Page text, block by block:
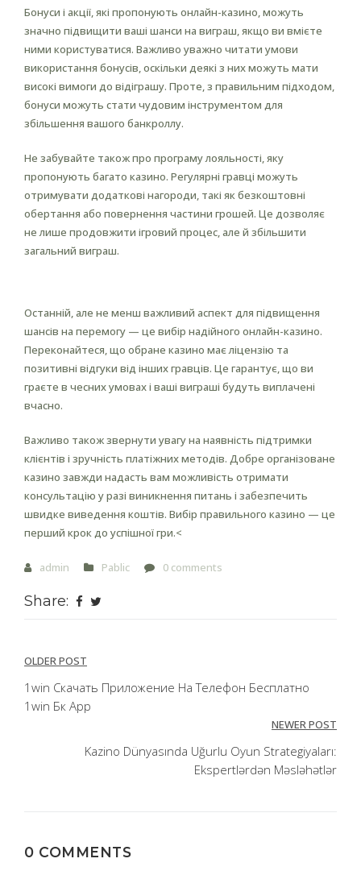
Бонуси і акції, які пропонують онлайн-казино, можуть
значно підвищити ваші шанси на виграш, якщо ви вмієте
ними користуватися. Важливо уважно читати умови
використання бонусів, оскільки деякі з них можуть мати
високі вимоги до відіграшу. Проте, з правильним підходом,
бонуси можуть стати чудовим інструментом для
збільшення вашого банкроллу.
Не забувайте також про програму лояльності, яку
пропонують багато казино. Регулярні гравці можуть
отримувати додаткові нагороди, такі як безкоштовні
обертання або повернення частини грошей. Це дозволяє
не лише продовжити ігровий процес, але й збільшити
загальний виграш.
Останній, але не менш важливий аспект для підвищення
шансів на перемогу — це вибір надійного онлайн-казино.
Переконайтеся, що обране казино має ліцензію та
позитивні відгуки від інших гравців. Це гарантує, що ви
граєте в чесних умовах і ваші виграші будуть виплачені
вчасно.
Важливо також звернути увагу на наявність підтримки
клієнтів і зручність платіжних методів. Добре організоване
казино завжди надасть вам можливість отримати
консультацію у разі виникнення питань і забезпечить
швидке виведення коштів. Вибір правильного казино — це
перший крок до успішної гри.<
admin Pablic 0 comments
Share:
Post
navigation
OLDER POST
1win Скачать Приложение На Телефон Бесплатно
1win Бк App
NEWER POST
Kazino Dünyasında Uğurlu Oyun Strategiyaları:
Ekspertlərdən Məsləhətlər
0 COMMENTS